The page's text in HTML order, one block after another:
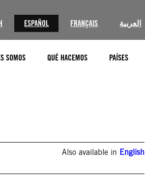
ESPAÑOL FRANÇAIS العربية
SOMOS QUÉ HACEMOS PAÍSES
Also available in English